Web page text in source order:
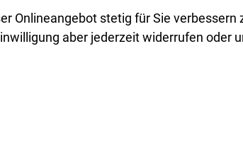
Onlineangebot stetig für Sie verbessern
aber jederzeit widerrufen oder